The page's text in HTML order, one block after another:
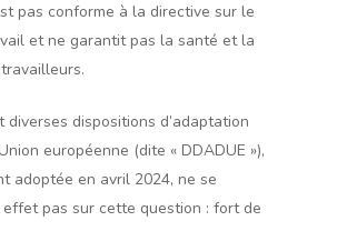
pas conforme à la directive sur le
et ne garantit pas la santé et la
diverses dispositions d’adaptation
européenne (dite « DDADUE »),
adoptée en avril 2024, ne se
pas sur cette question : fort de